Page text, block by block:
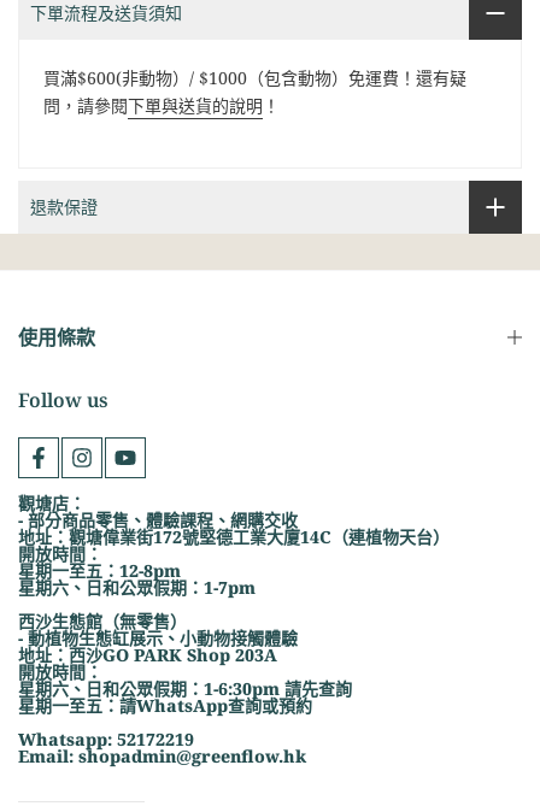
下單流程及送貨須知
買滿$600(非動物）/ $1000（包含動物）免運費！還有疑
問，請參閱下單與送貨的說明 ！
退款保證
使用條款
Follow us
觀塘店：
- 部分商品零售、體驗課程、網購交收
地址：觀塘偉業街172號堅德工業大廈14C（連植物天台）
開放時間：
星期一至五：12-8pm
星期六、日和公眾假期：1-7pm
西沙生態館（無零售）
- 動植物生態缸展示、小動物接觸體驗
地址：西沙GO PARK Shop 203A
開放時間：
星期六、日和公眾假期：1-6:30pm 請先查詢
星期一至五：請WhatsApp查詢或預約
Whatsapp: 52172219
Email: shopadmin@greenflow.hk